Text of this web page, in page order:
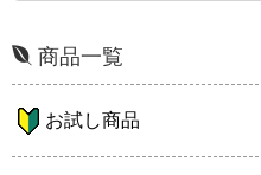
商品一覧
お試し商品